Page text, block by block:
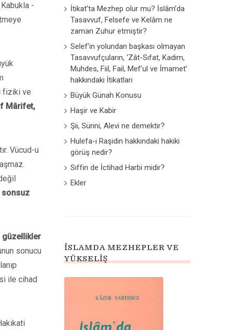
-
fiziki ve
Mârifet,
Vücud-u
sonsuz
güzellikler
sonucu
ile cihad
İtikat’ta Mezhep olur mu? İslâm’da
Tasavvuf, Felsefe ve Kelâm ne
zaman Zuhur etmiştir?
Selef’in yolundan başkası olmayan
Tasavvufçuların, ‘Zât-Sıfat, Kadim,
Muhdes, Fiil, Fail, Mef’ul ve İmamet’
hakkındaki İtikatları
Büyük Günah Konusu
Haşir ve Kabir
Şii, Sünni, Alevi ne demektir?
Hulefa-i Raşidin hakkındaki hakiki
görüş nedir?
Sıffin de İctihad Harbi midir?
Ekler
İSLAMDA MEZHEPLER VE
YÜKSELIŞ